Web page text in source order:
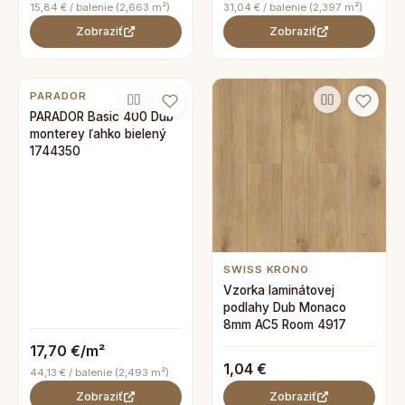
15,84 € / balenie (2,663 m²)
Zobraziť
31,04 € / balenie (2,397 m²)
Zobraziť
PARADOR
PARADOR Basic 400 Dub
monterey ľahko bielený
1744350
17,70 €/m²
44,13 € / balenie (2,493 m²)
Zobraziť
SWISS KRONO
Vzorka laminátovej
podlahy Dub Monaco
8mm AC5 Room 4917
1,04 €
Zobraziť